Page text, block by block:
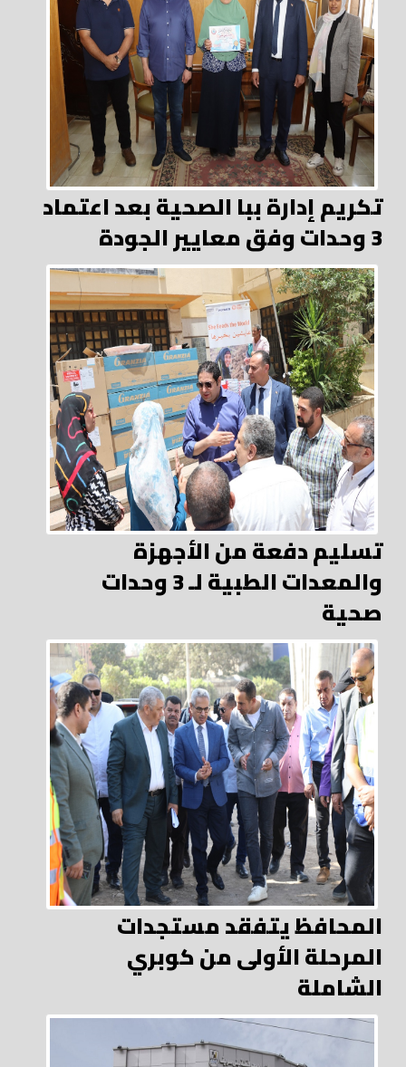
تكريم إدارة ببا الصحية بعد اعتماد
3 وحدات وفق معايير الجودة
تسليم دفعة من الأجهزة
والمعدات الطبية لـ 3 وحدات
صحية
المحافظ يتفقد مستجدات
المرحلة الأولى من كوبري
الشاملة